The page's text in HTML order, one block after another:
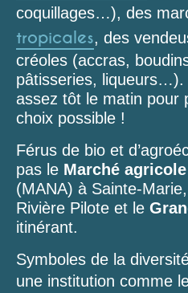
coquillages…), des
tropicales, des
créoles (accras,
pâtisseries, liqueurs…).
assez tôt le matin pour
choix possible !
Férus de bio et
pas le Marché
(MANA) à Sainte-
Rivière Pilote et le
itinérant.
Symboles de la
une institution comme